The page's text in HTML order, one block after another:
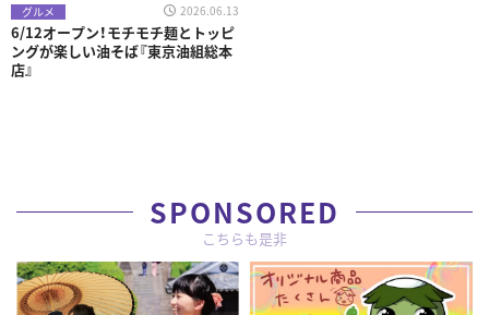
グルメ
2026.06.13
6/12オープン！モチモチ麺とトッピ
ングが楽しい油そば『東京油組総本
店』
SPONSORED
こちらも是非